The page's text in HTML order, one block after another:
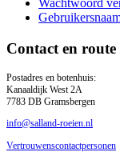
Contact en route
Postadres en botenhuis:
Kanaaldijk West 2A
7783 DB Gramsbergen
info@salland-roeien.nl
Vertrouwenscontactpersonen